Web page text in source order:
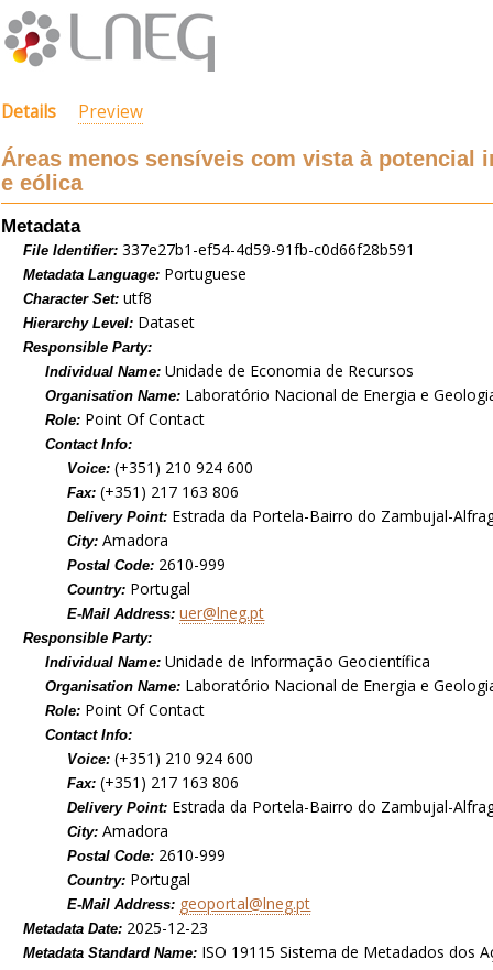
Details Preview
Áreas menos sensíveis com vista à potencial
e eólica
Metadata
File Identifier:337e27b1-ef54-4d59-91fb-c0d66f28b591
Metadata Language: Portuguese
Character Set:utf8
Hierarchy Level: Dataset
Responsible Party:
Individual Name:Unidade de Economia de Recursos
Organisation Name: Laboratório Nacional de Energia e
Role: Point Of Contact
Contact Info:
Voice:(+351) 210 924 600
Fax:(+351) 217 163 806
Delivery Point: Estrada da Portela-Bairro do Zambujal-
City:Amadora
Postal Code: 2610-999
Country: Portugal
E-Mail Address:uer@lneg.pt
Responsible Party:
Individual Name:Unidade de Informação Geocientífica
Organisation Name: Laboratório Nacional de Energia e
Role: Point Of Contact
Contact Info:
Voice:(+351) 210 924 600
Fax:(+351) 217 163 806
Delivery Point: Estrada da Portela-Bairro do Zambujal-
City:Amadora
Postal Code: 2610-999
Country: Portugal
E-Mail Address: geoportal@lneg.pt
Metadata Date: 2025-12-23
Metadata Standard Name: ISO 19115 Sistema de Metadados dos